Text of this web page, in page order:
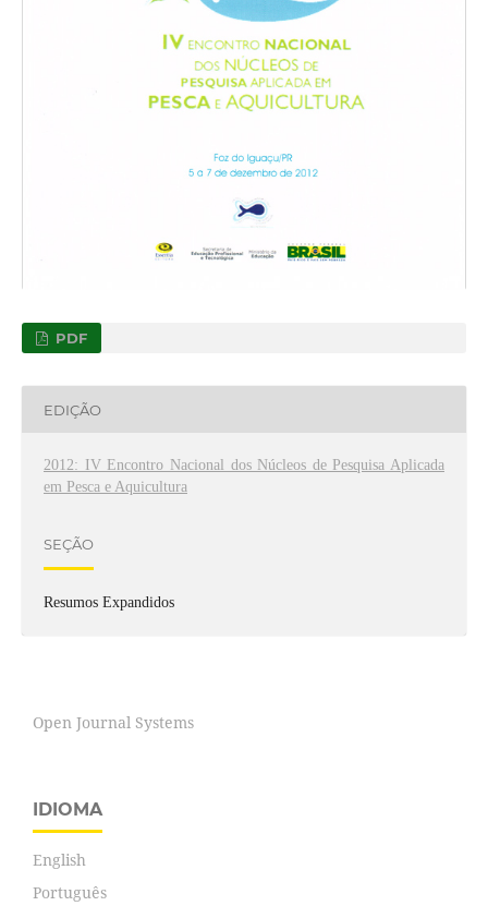
PDF
EDIÇÃO
2012: IV Encontro Nacional dos Núcleos de Pesquisa Aplicada
em Pesca e Aquicultura
SEÇÃO
Resumos Expandidos
Open Journal Systems
IDIOMA
English
Português